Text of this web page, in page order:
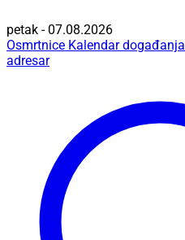
petak - 07.08.2026
Osmrtnice Kalendar događanja
adresar